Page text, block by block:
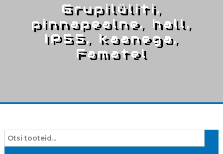
Grupilüliti,
pinnapealne, hall,
IP55, kaanega,
Famatel